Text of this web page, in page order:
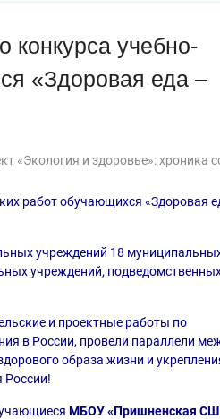
конкурса учебно-
«Здоровая еда –
«Экология и здоровье»: хроника
работ обучающихся «Здоровая
учреждений 18
учреждений,
и проектные работы по
в России, провели параллели
образа жизни и
России!
МБОУ «Пришненская